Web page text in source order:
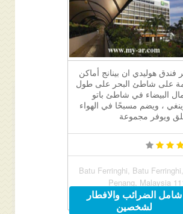
فندق هوليدي ان بينانج أماكن
على شاطئ البحر على طول
البيضاء في شاطئ باتو
، ويضم مسبحًا في الهواء
ويوفر مجموعة
72 Batu Ferringhi, Batu Ferringhi,
Penang, Malaysia
شامل الضرائب والافطار
لشخصين